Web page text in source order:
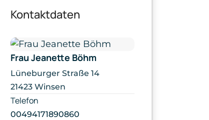
Kontaktdaten
Frau Jeanette Böhm
Lüneburger Straße 14
21423 Winsen
Telefon
00494171890860